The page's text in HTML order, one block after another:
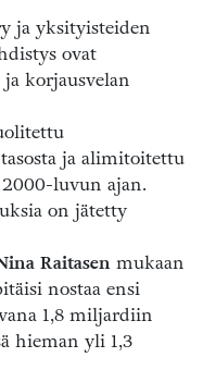
ja yksityisteiden
ovat
korjausvelan
ja alimitoitettu
luvun ajan.
on jätetty
Raitasen mukaan
nostaa ensi
1,8 miljardiin
hieman yli 1,3